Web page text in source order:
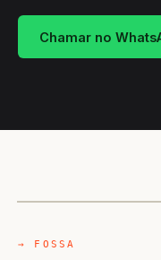
Chamar no
→ FOSSA